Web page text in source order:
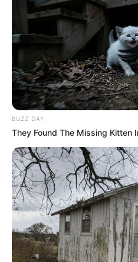
BUZZ DAY
They Found The Missing Kitten